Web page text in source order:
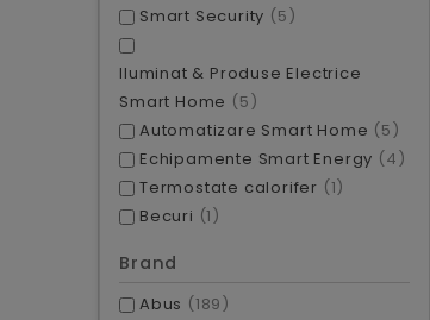
Smart Security (5)
Iluminat & Produse Electrice
Smart Home (5)
Automatizare Smart Home (5)
Echipamente Smart Energy (4)
Termostate calorifer (1)
Becuri (1)
Brand
Abus (189)